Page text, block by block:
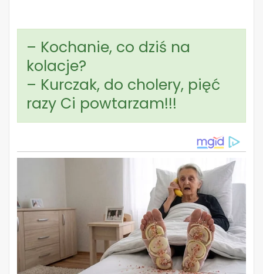
– Kochanie, co dziś na
kolacje?
– Kurczak, do cholery, pięć
razy Ci powtarzam!!!